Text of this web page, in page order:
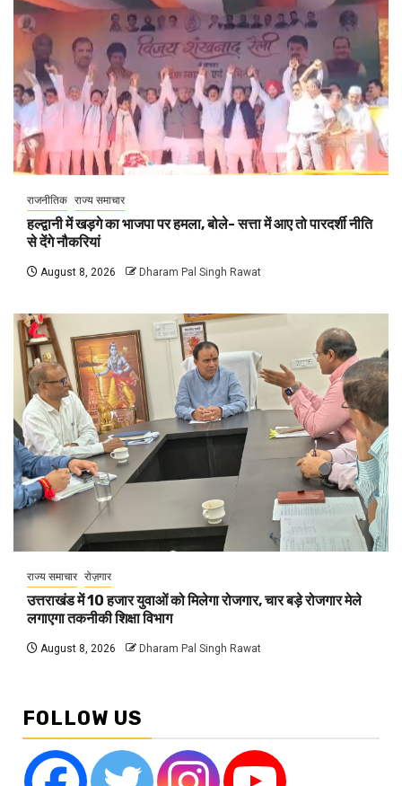
राजनीतिक राज्य समाचार
हल्द्वानी में खड़गे का भाजपा पर हमला, बोले- सत्ता में आए तो पारदर्शी नीति
से देंगे नौकरियां
August 8, 2026 Dharam Pal Singh Rawat
राज्य समाचार रोज़गार
उत्तराखंड में 10 हजार युवाओं को मिलेगा रोजगार, चार बड़े रोजगार मेले
लगाएगा तकनीकी शिक्षा विभाग
August 8, 2026 Dharam Pal Singh Rawat
FOLLOW US